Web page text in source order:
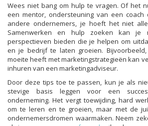
Wees niet bang om hulp te vragen. Of het
een mentor, ondersteuning van een coach
andere ondernemers, je hoeft het niet
Samenwerken en hulp zoeken kan je
perspectieven bieden die je helpen om
en je bedrijf te laten groeien.
moeite heeft met marketingstrategieën kan
inhuren van een marketingadviseur.
Door deze tips toe te passen, kun je als
stevige basis leggen voor een
onderneming. Het vergt toewijding, hard
om te leren en te groeien, maar met de
ondernemersdromen waarmaken. Neem